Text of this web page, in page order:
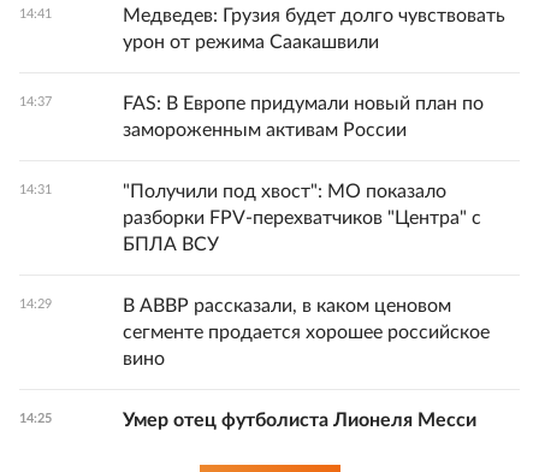
14:41
Медведев: Грузия будет долго чувствовать
урон от режима Саакашвили
14:37
FAS: В Европе придумали новый план по
замороженным активам России
14:31
"Получили под хвост": МО показало
разборки FPV-перехватчиков "Центра" с
БПЛА ВСУ
14:29
В АВВР рассказали, в каком ценовом
сегменте продается хорошее российское
вино
14:25 Умер отец футболиста Лионеля Месси